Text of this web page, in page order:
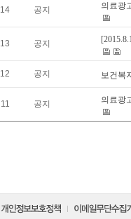
14 공지 의료광
13 공지
12 공지 보건복
11 공지 의료광